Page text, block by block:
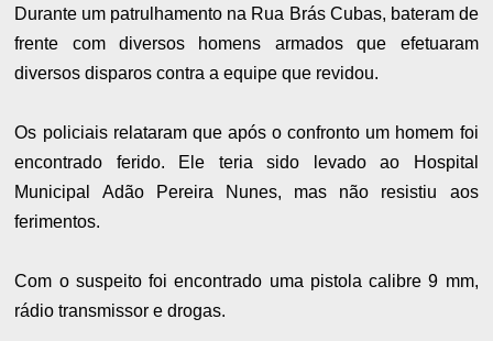
Durante um patrulhamento na Rua Brás Cubas, bateram de
frente com diversos homens armados que efetuaram
diversos disparos contra a equipe que revidou.
Os policiais relataram que após o confronto um homem foi
encontrado ferido. Ele teria sido levado ao Hospital
Municipal Adão Pereira Nunes, mas não resistiu aos
ferimentos.
Com o suspeito foi encontrado uma pistola calibre 9 mm,
rádio transmissor e drogas.